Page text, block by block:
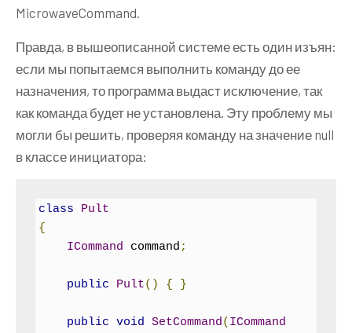
public void
        command
.Undo();
}
еду" );
Task.Delay(time). GetAwaiter(). GetResul
t();
}
{
подогрета!");
MicrowaveCommand.
Правда, в вышеописанной системе есть один изъян:
если мы попытаемся выполнить команду до ее
назначения, то программа выдаст исключение, так
как команда будет не установлена. Эту проблему мы
могли бы решить, проверяя команду на значение null
в классе инициатора:
class
Pult
{
ICommand command ;
public Pult() { }
public void SetCommand( ICommand